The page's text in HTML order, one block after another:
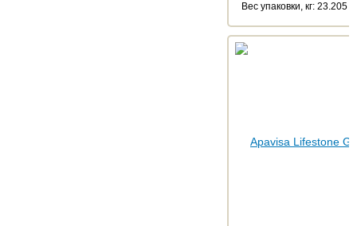
Веc упаковки, кг: 23.205